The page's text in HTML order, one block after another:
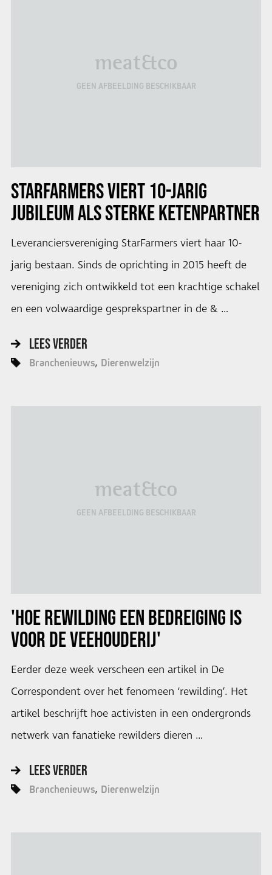
meat&co
GEEN AFBEELDING BESCHIKBAAR
STARFARMERS VIERT 10-JARIG
JUBILEUM ALS STERKE KETENPARTNER
Leveranciersvereniging StarFarmers viert haar 10-
jarig bestaan. Sinds de oprichting in 2015 heeft de
vereniging zich ontwikkeld tot een krachtige schakel
en een volwaardige gesprekspartner in de & …
LEES VERDER
Branchenieuws Dierenwelzijn
meat&co
GEEN AFBEELDING BESCHIKBAAR
'HOE REWILDING EEN BEDREIGING IS
VOOR DE VEEHOUDERIJ'
Eerder deze week verscheen een artikel in De
Correspondent over het fenomeen ‘rewilding’. Het
artikel beschrijft hoe activisten in een ondergronds
netwerk van fanatieke rewilders dieren …
LEES VERDER
Branchenieuws Dierenwelzijn